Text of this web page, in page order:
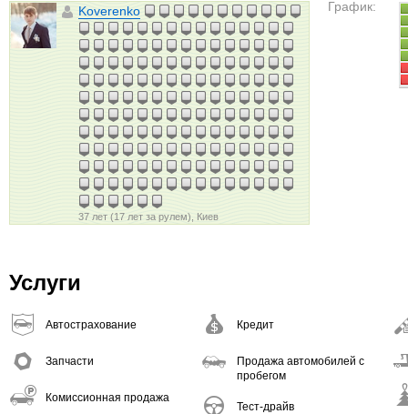
График:
Koverenko
37 лет (17 лет за рулем), Киев
Услуги
Автострахование
Запчасти
Комиссионная продажа
Кредит
Продажа автомобилей с
пробегом
Тест-драйв